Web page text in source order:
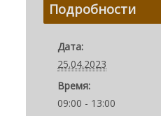
Подробности
Дата:
25.04.2023
Время:
09:00 - 13:00